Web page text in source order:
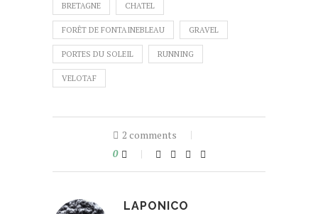
BRETAGNE CHATEL
FORÊT DE FONTAINEBLEAU GRAVEL
PORTES DU SOLEIL RUNNING
VELOTAF
2 comments
0
LAPONICO